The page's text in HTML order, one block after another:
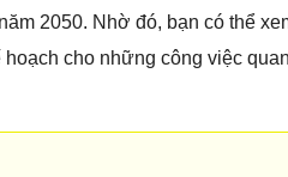
2050. Nhờ đó, bạn có thể
cho những công việc